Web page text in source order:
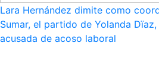
Lara Hernández dimite como
Sumar, el partido de Yolanda
acusada de acoso laboral